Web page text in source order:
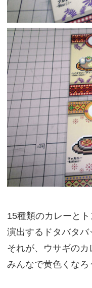
15種類のカレーと
演出するドタバタバ
それが、ウサギのカ
みんなで黄色くなろ